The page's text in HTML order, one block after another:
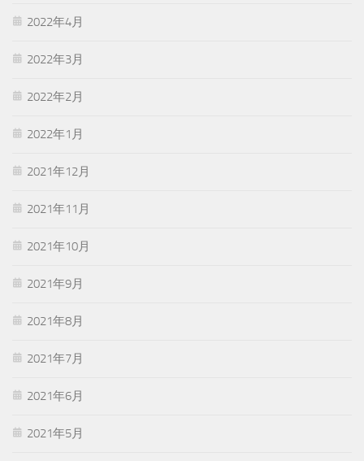
2022年4月
2022年3月
2022年2月
2022年1月
2021年12月
2021年11月
2021年10月
2021年9月
2021年8月
2021年7月
2021年6月
2021年5月